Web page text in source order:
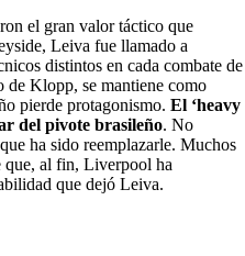
el gran valor táctico que
Leiva fue llamado a
distintos en cada combate de
de Klopp, se mantiene como
pierde protagonismo. El ‘heavy
del pivote brasileño. No
ha sido reemplazarle. Muchos
que, al fin, Liverpool ha
que dejó Leiva.